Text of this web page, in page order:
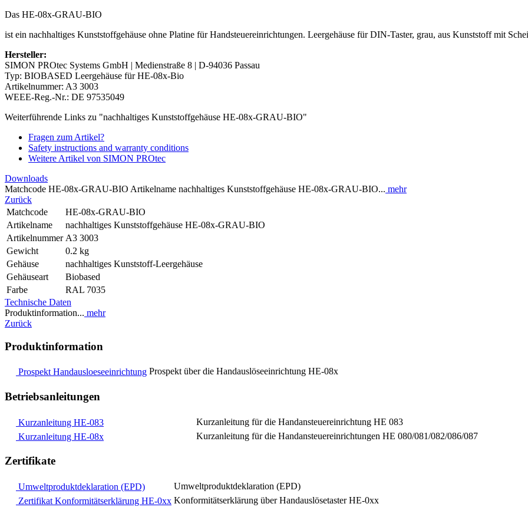
Das HE-08x-GRAU-BIO
ist ein nachhaltiges Kunststoffgehäuse ohne Platine für Handsteuereinrichtungen. Leergehäuse für DIN-Taster, grau, aus Kunststoff mit
Hersteller:
SIMON PROtec Systems GmbH | Medienstraße 8 | D-94036 Passau
Typ: BIOBASED Leergehäuse für HE-08x-Bio
Artikelnummer: A3 3003
WEEE-Reg.-Nr.: DE 97535049
Weiterführende Links zu "nachhaltiges Kunststoffgehäuse HE-08x-GRAU-BIO"
Fragen zum Artikel?
Safety instructions and warranty conditions
Weitere Artikel von SIMON PROtec
Downloads
Matchcode HE-08x-GRAU-BIO Artikelname nachhaltiges Kunststoffgehäuse HE-08x-GRAU-BIO... mehr
Zurück
Matchcode
HE-08x-GRAU-BIO
Artikelname
nachhaltiges Kunststoffgehäuse HE-08x-GRAU-BIO
Artikelnummer A3 3003
Gewicht
0.2 kg
Gehäuse
nachhaltiges Kunststoff-Leergehäuse
Gehäuseart
Biobased
Farbe
RAL 7035
Technische Daten
Produktinformation... mehr
Zurück
Produktinformation
Prospekt Handausloeseeinrichtung Prospekt über die Handauslöseeinrichtung HE-08x
Betriebsanleitungen
Kurzanleitung HE-083
Kurzanleitung für die Handansteuereinrichtung HE 083
Kurzanleitung HE-08x
Kurzanleitung für die Handansteuereinrichtungen HE 080/081/082/086/087
Zertifikate
Umweltproduktdeklaration (EPD)
Umweltproduktdeklaration (EPD)
Zertifikat Konformitätserklärung HE-0xx Konformitätserklärung über Handauslösetaster HE-0xx